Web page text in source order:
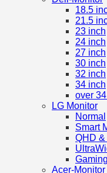
18.5
21.5
23 inch
24 inch
27 inch
30 inch
32 inch
34 inch
over
LG Monitor
Normal
Smart
QHD
Acer-Monitor